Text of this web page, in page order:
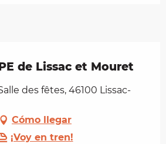
de Lissac et Mouret
des fêtes, 46100 Lissac-
Cómo llegar
¡Voy en tren!